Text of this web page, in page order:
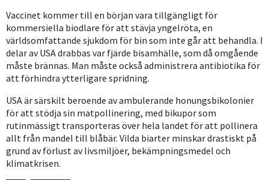
Vaccinet kommer till en början vara tillgängligt för
kommersiella biodlare för att stävja yngelröta, en
världsomfattande sjukdom för bin som inte går att behandla. I
delar av USA drabbas var fjärde bisamhälle, som då omgående
måste brännas. Man måste också administrera antibiotika för
att förhindra ytterligare spridning.
USA är särskilt beroende av ambulerande honungsbikolonier
för att stödja sin matpollinering, med bikupor som
rutinmässigt transporteras över hela landet för att pollinera
allt från mandel till blåbär. Vilda biarter minskar drastiskt på
grund av förlust av livsmiljöer, bekämpningsmedel och
klimatkrisen.